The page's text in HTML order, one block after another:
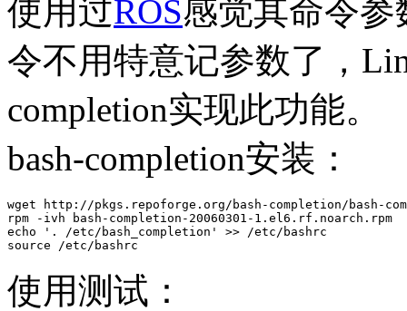
使用过ROS感觉其命令
令不用特意记参数了，
completion实现此功能。
bash-completion安装：
wget http://pkgs.repoforge.org/bash-completion/bash-
rpm -ivh bash-completion-20060301-1.el6.rf.noarch.rpm
echo '. /etc/bash_completion' >> /etc/bashrc
source /etc/bashrc
使用测试：